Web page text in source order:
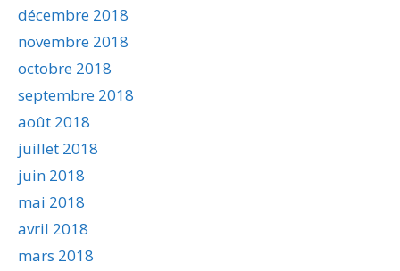
décembre 2018
novembre 2018
octobre 2018
septembre 2018
août 2018
juillet 2018
juin 2018
mai 2018
avril 2018
mars 2018